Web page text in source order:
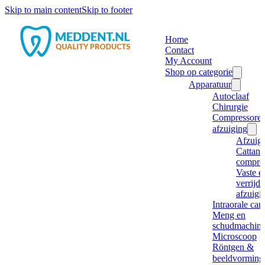
Skip to main contentSkip to footer
Home
Contact
My Account
Shop op categorie
Apparatuur
Autoclaaf
Chirurgie
afzuiging
Cattani
Vaste
Intraorale
Meng en
Microscoop
Röntgen &
beeldvorming